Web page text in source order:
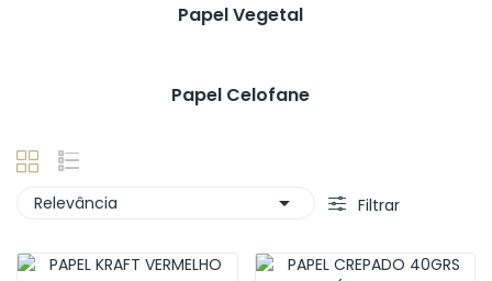
Papel Vegetal
Papel Celofane
Relevância  Filtrar